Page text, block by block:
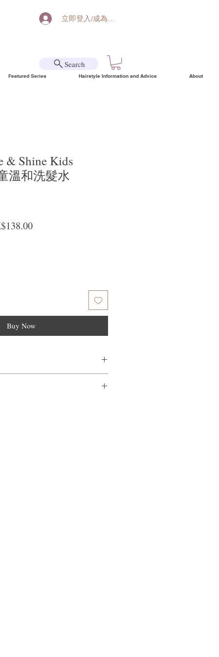
立即登入/成為會員
Search
Featured Series Hairstyle Information and Advice About
& Shine Kids
溫和洗髮水
PriceSale Price
Buy Now